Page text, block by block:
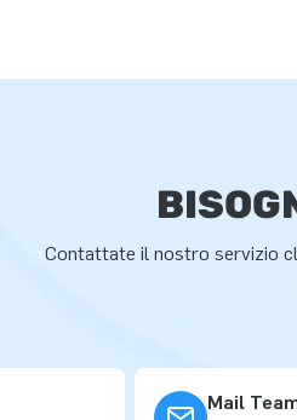
Contattate il nostro servizio
Mail